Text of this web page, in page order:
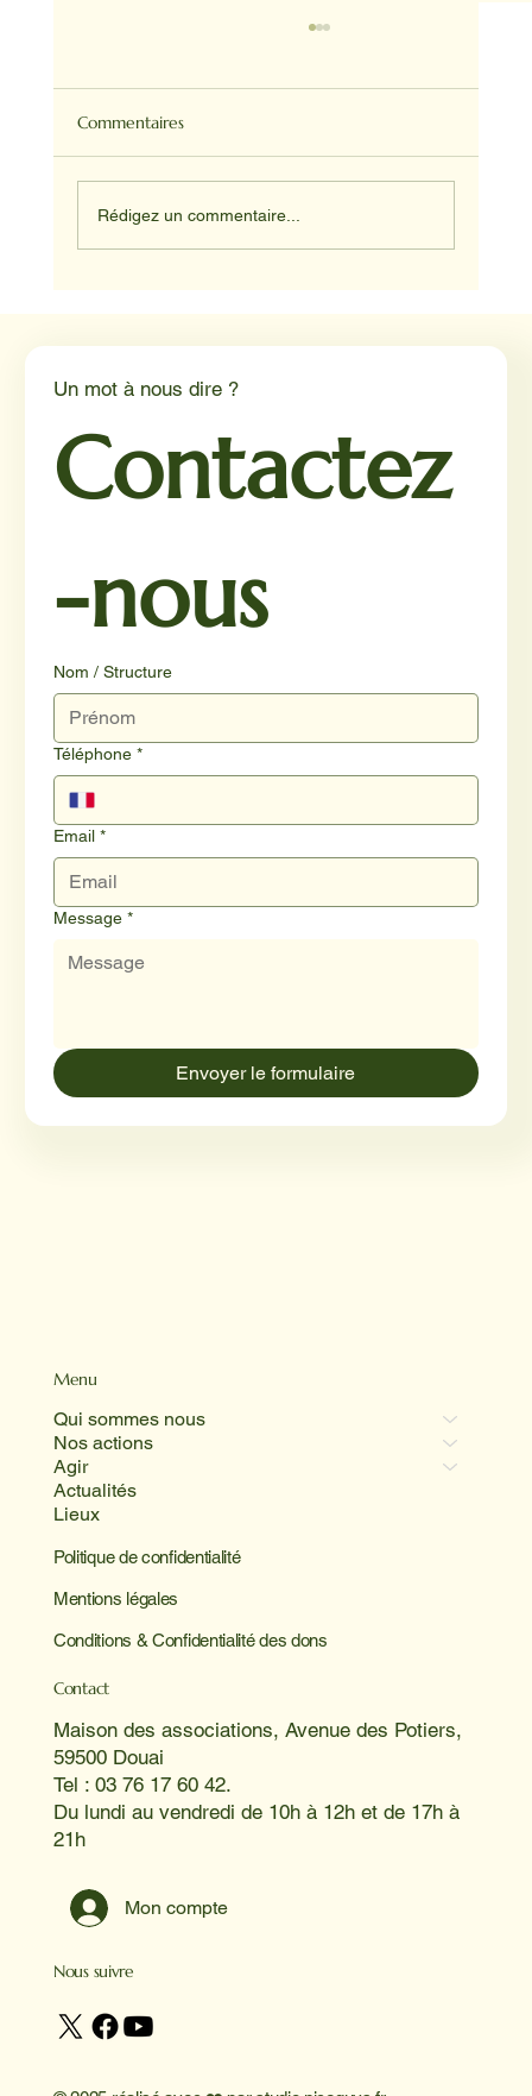
Commentaires
Rédigez un commentaire...
Menu
Qui sommes nous
Nos actions
Agir
Actualités
Lieux
Politique de confidentialité
Mentions légales
Conditions & Confidentialité des dons
Contact
Maison des associations, Avenue des Potiers,
59500 Douai
Tel : 03 76 17 60 42.
Du lundi au vendredi de 10h à 12h et de 17h à
21h
Mon compte
Nous suivre
Un mot à nous dire ?
Contactez
-nous
Nom / Structure
Téléphone *
Email *
Message *
Envoyer le formulaire